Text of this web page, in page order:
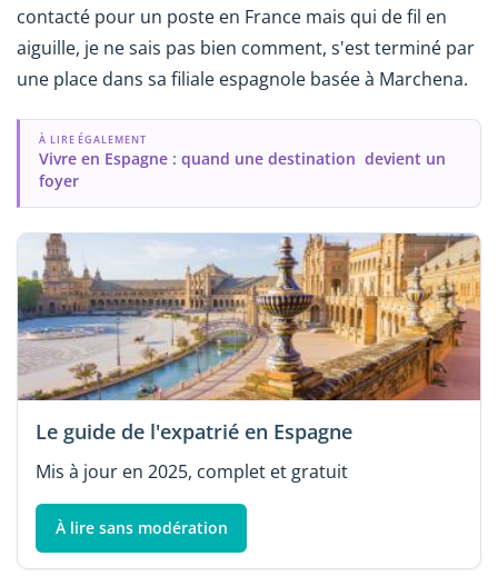
contacté pour un poste en France mais qui de fil en
aiguille, je ne sais pas bien comment, s'est terminé par
une place dans sa filiale espagnole basée à Marchena.
À LIRE ÉGALEMENT
Vivre en Espagne : quand une destination devient un
foyer
Le guide de l'expatrié en Espagne
Mis à jour en 2025, complet et gratuit
À lire sans modération